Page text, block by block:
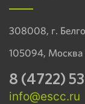
308008, г.
105094, Москва
8 (4722)
info@escc.ru